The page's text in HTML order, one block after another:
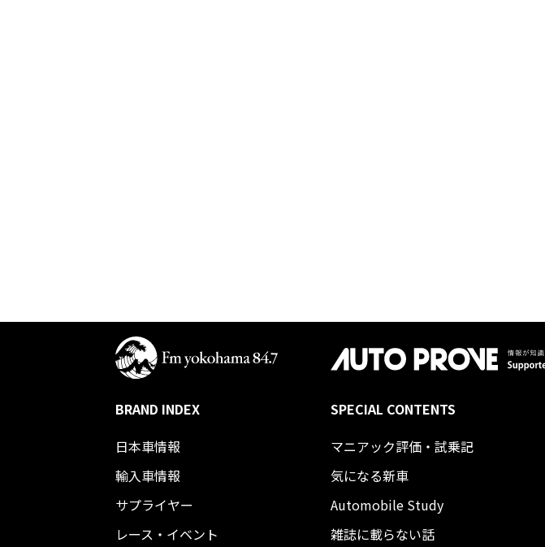
BRAND INDEX
日本車情報​
輸入車情報
サプライヤー
レース・イベント
SPECIAL CONTENTS
マニアック評価・試乗記
気になる新車
Automobile Study
雑誌に載らない話